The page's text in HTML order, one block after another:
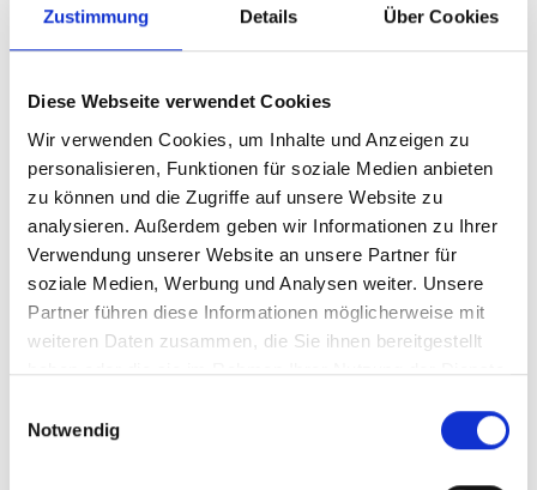
Zustimmung Details Über Cookies
Diese Webseite verwendet Cookies
Wir verwenden Cookies, um Inhalte und Anzeigen zu
personalisieren, Funktionen für soziale Medien anbieten
zu können und die Zugriffe auf unsere Website zu
analysieren. Außerdem geben wir Informationen zu Ihrer
Verwendung unserer Website an unsere Partner für
soziale Medien, Werbung und Analysen weiter. Unsere
Partner führen diese Informationen möglicherweise mit
weiteren Daten zusammen, die Sie ihnen bereitgestellt
haben oder die sie im Rahmen Ihrer Nutzung der Dienste
Notwendig
Produktdetails
ÄHNLICHE PRODUKTE
9,95 €